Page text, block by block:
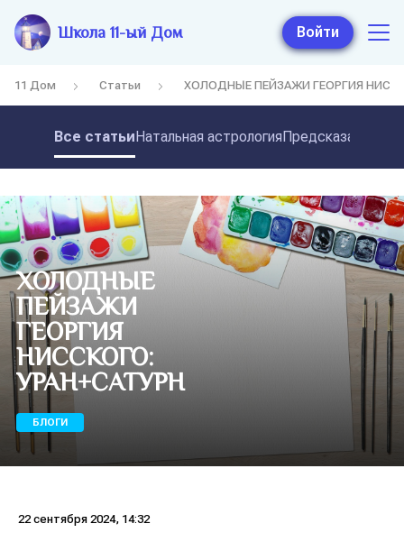
Школа 11-ый Дом Войти
11 Дом Статьи ХОЛОДНЫЕ ПЕЙЗАЖИ ГЕОРГИЯ
Все статьиНатальная астрология
ХОЛОДНЫЕ
ПЕЙЗАЖИ
ГЕОРГИЯ
НИССКОГО:
УРАН+САТУРН
БЛОГИ
22 сентября 2024, 14:32